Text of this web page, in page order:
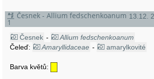
13.12.
Česnek - Allium fedschenkoanum
1
Česnek -
Allium fedschenkoanum
Čeleď:
Amaryllidaceae - amarylkovité
Barva květů: